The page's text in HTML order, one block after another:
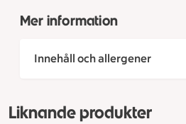
Mer information
Innehåll och allergener
Liknande produkter